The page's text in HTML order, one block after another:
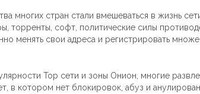
многих стран стали вмешеваться в жизнь
торренты, софт, политические силы
менять свои адреса и регистрировать
Тор сети и зоны Онион, многие
в котором нет блокировок, абуз и